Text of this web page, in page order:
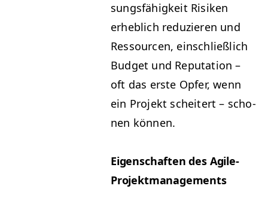
sungs­fähigkeit Risiken
erhe­blich reduzieren und
Ressourcen, ein­schließlich
Bud­get und Rep­u­ta­tion –
oft das erste Opfer, wenn
ein Pro­jekt scheit­ert – scho­
nen können.
Eigen­schaften des Agile-
Projektmanagements